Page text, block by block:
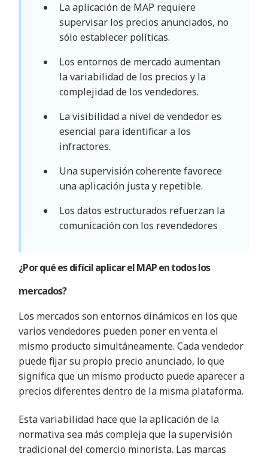
La aplicación de MAP requiere
supervisar los precios anunciados, no
sólo establecer políticas.
Los entornos de mercado aumentan
la variabilidad de los precios y la
complejidad de los vendedores.
La visibilidad a nivel de vendedor es
esencial para identificar a los
infractores.
Una supervisión coherente favorece
una aplicación justa y repetible.
Los datos estructurados refuerzan la
comunicación con los revendedores
¿Por qué es difícil aplicar el MAP en todos los
mercados?
Los mercados son entornos dinámicos en los que
varios vendedores pueden poner en venta el
mismo producto simultáneamente. Cada vendedor
puede fijar su propio precio anunciado, lo que
significa que un mismo producto puede aparecer a
precios diferentes dentro de la misma plataforma.
Esta variabilidad hace que la aplicación de la
normativa sea más compleja que la supervisión
tradicional del comercio minorista. Las marcas